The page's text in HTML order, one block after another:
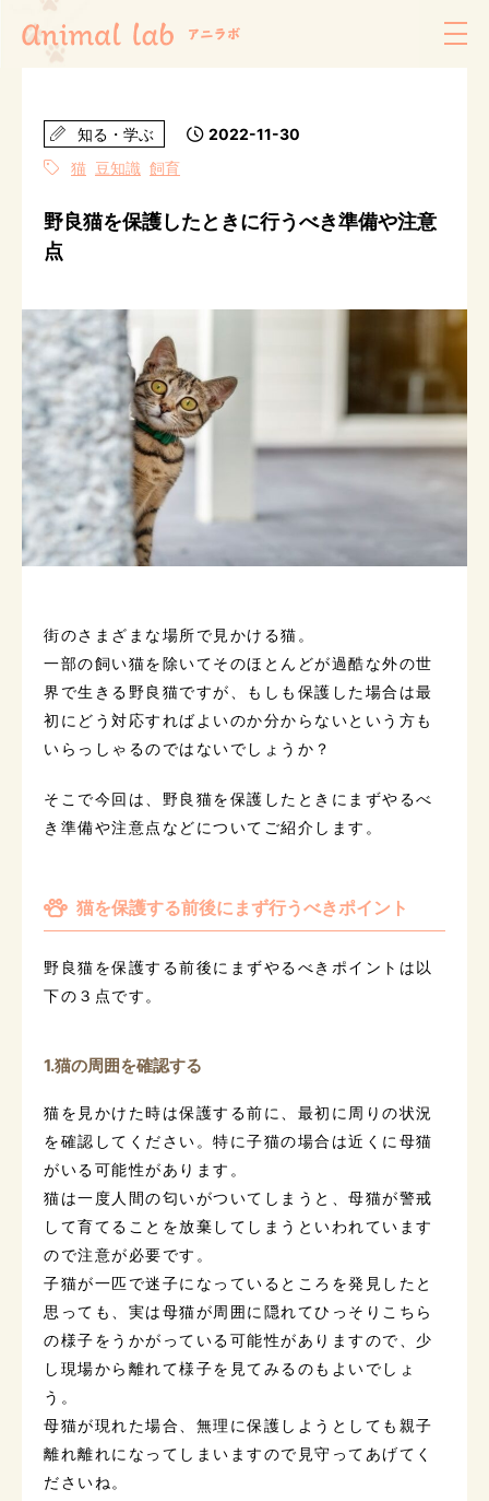
知る・学ぶ
2022-11-30
猫 豆知識 飼育
野良猫を保護したときに行うべき準備や注意
点
街のさまざまな場所で見かける猫。
一部の飼い猫を除いてそのほとんどが過酷な外の世
界で生きる野良猫ですが、もしも保護した場合は最
初にどう対応すればよいのか分からないという方も
いらっしゃるのではないでしょうか？
そこで今回は、野良猫を保護したときにまずやるべ
き準備や注意点などについてご紹介します。
猫を保護する前後にまず行うべきポイント
野良猫を保護する前後にまずやるべきポイントは以
下の３点です。
1.猫の周囲を確認する
猫を見かけた時は保護する前に、最初に周りの状況
を確認してください。特に子猫の場合は近くに母猫
がいる可能性があります。
猫は一度人間の匂いがついてしまうと、母猫が警戒
して育てることを放棄してしまうといわれています
ので注意が必要です。
子猫が一匹で迷子になっているところを発見したと
思っても、実は母猫が周囲に隠れてひっそりこちら
の様子をうかがっている可能性がありますので、少
し現場から離れて様子を見てみるのもよいでしょ
う。
母猫が現れた場合、無理に保護しようとしても親子
離れ離れになってしまいますので見守ってあげてく
ださいね。